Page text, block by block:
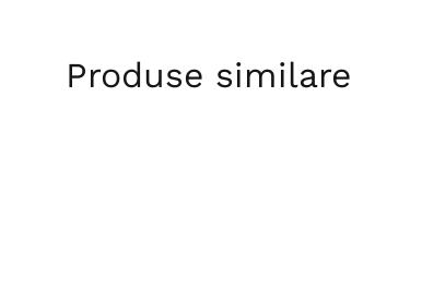
Produse similare